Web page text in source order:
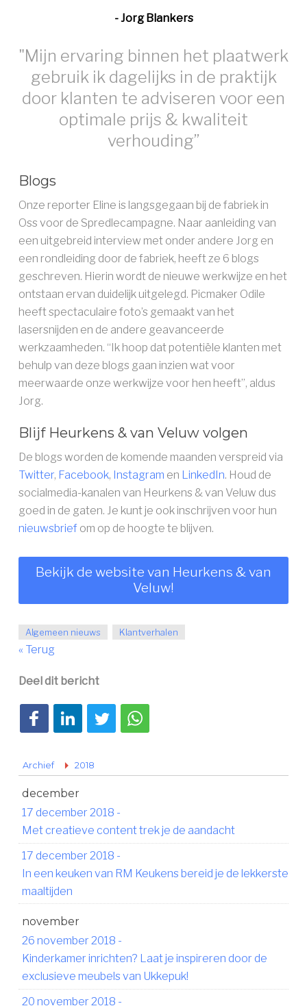
- Jorg Blankers
"Mijn ervaring binnen het plaatwerk
gebruik ik dagelijks in de praktijk
door klanten te adviseren voor een
optimale prijs & kwaliteit
verhouding”
Blogs
Onze reporter Eline is langsgegaan bij de fabriek in
Oss voor de Spredlecampagne. Naar aanleiding van
een uitgebreid interview met onder andere Jorg en
een rondleiding door de fabriek, heeft ze 6 blogs
geschreven. Hierin wordt de nieuwe werkwijze en het
ontstaan ervan duidelijk uitgelegd. Picmaker Odile
heeft spectaculaire foto’s gemaakt van het
lasersnijden en de andere geavanceerde
werkzaamheden. “Ik hoop dat potentiële klanten met
behulp van deze blogs gaan inzien wat voor
meerwaarde onze werkwijze voor hen heeft”, aldus
Jorg.
Blijf Heurkens & van Veluw volgen
De blogs worden de komende maanden verspreid via
Twitter, Facebook, Instagram en LinkedIn. Houd de
socialmedia-kanalen van Heurkens & van Veluw dus
goed in de gaten. Je kunt je ook inschrijven voor hun
nieuwsbriefom op de hoogte te blijven.
Bekijk de website van Heurkens & van
Veluw!
Algemeen nieuws Klantverhalen
« Terug
Deel dit bericht
Deel op FacebookDeel op LinkedInDeel op TwitterDeel via WhatsApp
Archief 2018
december
17 december 2018 -
Met creatieve content trek je de aandacht
17 december 2018 -
In een keuken van RM Keukens bereid je de lekkerste
maaltijden
november
26 november 2018 -
Kinderkamer inrichten? Laat je inspireren door de
exclusieve meubels van Ukkepuk!
20 november 2018 -